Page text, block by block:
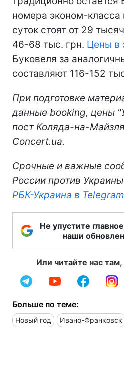
номера эконом-класса
суток стоят от 29
46-68 тыс. грн. Цены в
Буковеля за
составляют 116-152
При подготовке
данные booking, цены
пост Коляда-на-
Соncert.ua.
Срочные и важные
России против
РБК-Украина в Telegram
Не упустите
наши
Или читайте нас
Больше по теме:
Новый год Ивано-Франковск